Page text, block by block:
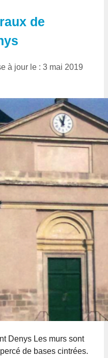
de
à jour le : 3 mai 2019
Denys Les murs sont
de bases cintrées.